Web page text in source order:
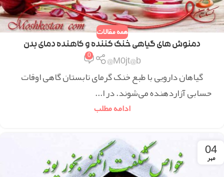
همه مقالات
دمنوش های گیاهی خنک کننده و کاهنده دمای بدن
M0jt@b@
0
گیاهان دارویی با طبع خنک گرمای تابستان گاهی اوقات
حسابی آزاردهنده می‌شوند. در ا...
ادامه مطلب
04
مهر